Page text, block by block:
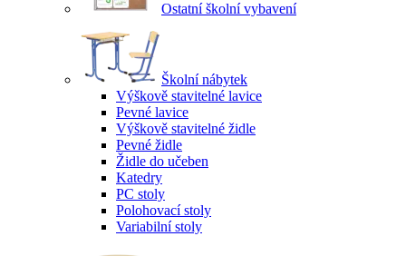
Ostatní školní vybavení
Školní nábytek
Výškově stavitelné lavice
Pevné lavice
Výškově stavitelné židle
Pevné židle
Židle do učeben
Katedry
PC stoly
Polohovací stoly
Variabilní stoly